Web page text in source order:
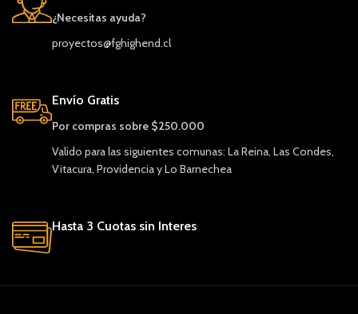
¿Necesitas ayuda?
proyectos@fghighend.cl
Envío Gratis
Por compras sobre $250.000
Valido para las siguientes comunas: La Reina, Las Condes,
Vitacura, Providencia y Lo Barnechea
Hasta 3 Cuotas sin Interes